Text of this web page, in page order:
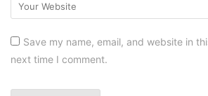
Save my name, email, and website in
next time I comment.